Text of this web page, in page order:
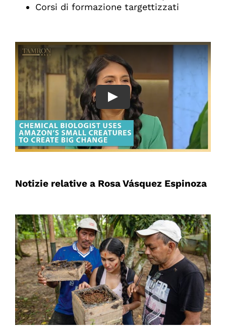
Corsi di formazione targettizzati
Notizie relative a Rosa Vásquez Espinoza